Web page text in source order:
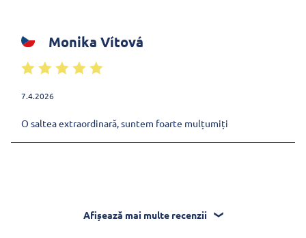
Monika Vítová
7.4.2026
O saltea extraordinară, suntem foarte mulțumiți
Afișează mai multe recenzii